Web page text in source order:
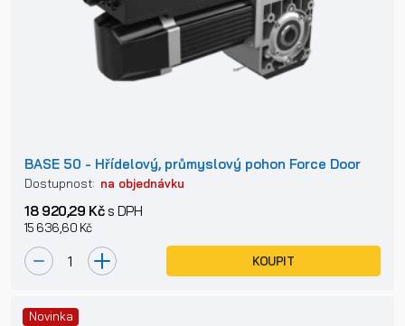
BASE 50 - Hřídelový, průmyslový pohon Force Door
Dostupnost: na objednávku
18 920,29 Kčs DPH
15 636,60 Kč
KOUPIT
Novinka